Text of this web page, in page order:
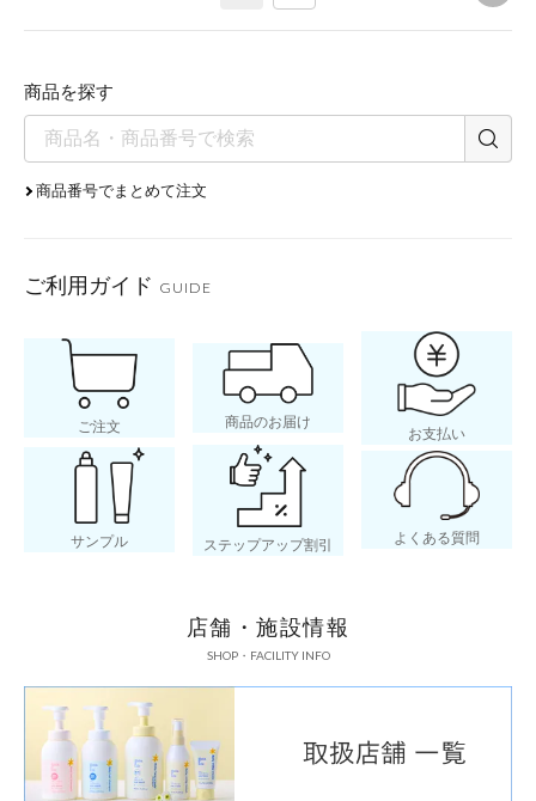
商品を探す
商品番号でまとめて注文
ご利用ガイド GUIDE
ご注文 商品のお届け
お支払い
サンプル ステップアップ割引 よくある質問
店舗・施設情報
SHOP・FACILITY INFO